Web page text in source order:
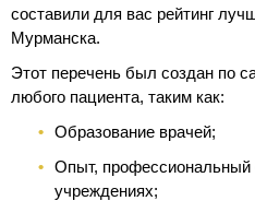
составили для вас рейтинг
Мурманска.
Этот перечень был создан по
любого пациента, таким как:
Образование врачей;
Опыт, профессиональный
учреждениях;